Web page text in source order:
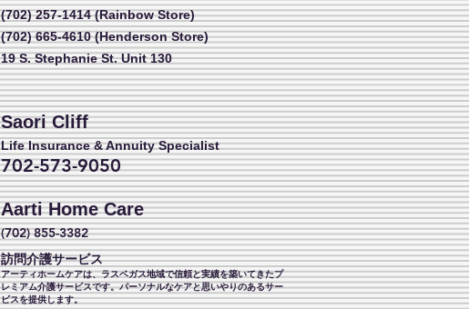
(702) 257-1414 (Rainbow Store)
(702) 665-4610 (Henderson Store)
19 S. Stephanie St. Unit 130
Saori Cliff
Life Insurance & Annuity Specialist
702-573-9050
Aarti Home Care
(702) 855-3382
訪問介護サービス
アーティホームケアは、ラスベガス地域で信頼と実績を築いてきたプ
レミアム介護サービスです。パーソナルなケアと思いやりのあるサー
ビスを提供します。